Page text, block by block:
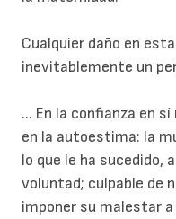
Cualquier daño en
inevitablemente un
... En la confianza en
en la autoestima: la
lo que le ha sucedido,
voluntad; culpable de
imponer su malestar